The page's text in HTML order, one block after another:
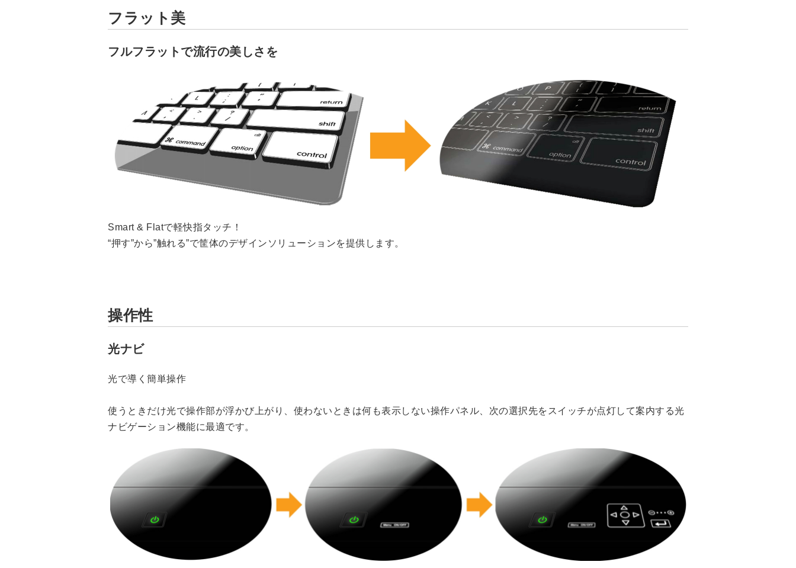
フラット美
フルフラットで流行の美しさを
Smart & Flatで軽快指タッチ！
“押す”から”触れる”で筐体のデザインソリューションを提供します。
操作性
光ナビ
光で導く簡単操作
使うときだけ光で操作部が浮かび上がり、使わないときは何も表示しない操作パネル、次の選択先をスイッチが点灯して案内する光
ナビゲーション機能に最適です。